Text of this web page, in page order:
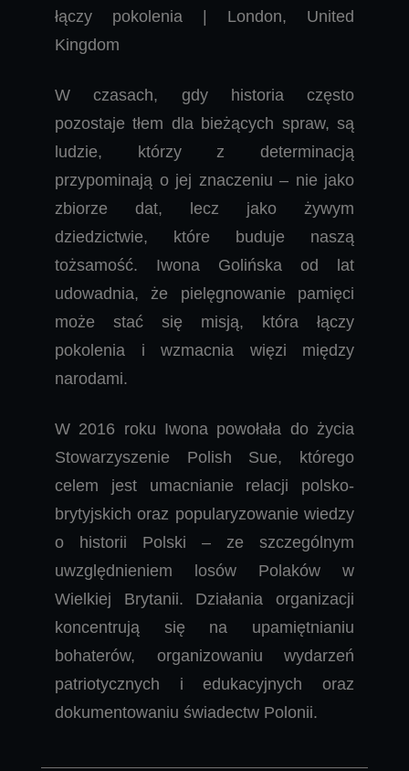
łączy pokolenia | London, United
Kingdom
W czasach, gdy historia często
pozostaje tłem dla bieżących spraw, są
ludzie, którzy z determinacją
przypominają o jej znaczeniu – nie jako
zbiorze dat, lecz jako żywym
dziedzictwie, które buduje naszą
tożsamość. Iwona Golińska od lat
udowadnia, że pielęgnowanie pamięci
może stać się misją, która łączy
pokolenia i wzmacnia więzi między
narodami.
W 2016 roku Iwona powołała do życia
Stowarzyszenie Polish Sue, którego
celem jest umacnianie relacji polsko-
brytyjskich oraz popularyzowanie wiedzy
o historii Polski – ze szczególnym
uwzględnieniem losów Polaków w
Wielkiej Brytanii. Działania organizacji
koncentrują się na upamiętnianiu
bohaterów, organizowaniu wydarzeń
patriotycznych i edukacyjnych oraz
dokumentowaniu świadectw Polonii.